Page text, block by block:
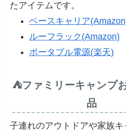
たアイテムです。
ベースキャリア
ルーフラック(Amazon)
ポータブル電源(楽天)
⛺ファミリーキャンプ
品
子連れのアウトドアや家族キ